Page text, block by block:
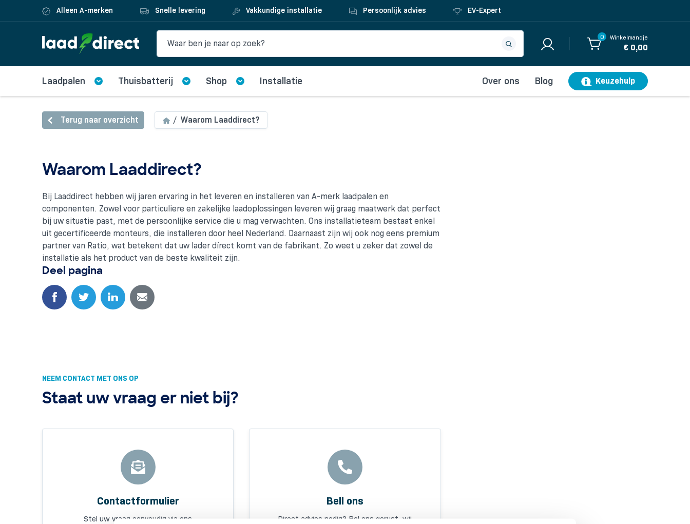
Alleen A-merken Snelle levering Vakkundige installatie Persoonlijk advies EV-Expert
0 Winkelmandje
€ 0,00
Laadpalen Thuisbatterij Shop Installatie Over ons Blog Keuzehulp
Terug naar overzicht Waarom Laaddirect?
Waarom Laaddirect?
Bij Laaddirect hebben wij jaren ervaring in het leveren en installeren van A-merk laadpalen en
componenten. Zowel voor particuliere en zakelijke laadoplossingen leveren wij graag maatwerk dat perfect
bij uw situatie past, met de persoonlijke service die u mag verwachten. Ons installatieteam bestaat enkel
uit gecertificeerde monteurs, die installeren door heel Nederland. Daarnaast zijn wij ook nog eens premium
partner van Ratio, wat betekent dat uw lader dírect komt van de fabrikant. Zo weet u zeker dat zowel de
installatie als het product van de beste kwaliteit zijn.
Deel pagina
NEEM CONTACT MET ONS OP
Staat uw vraag er niet bij?
Contactformulier
Stel uw vraag eenvoudig via ons
Bell ons
Direct advies nodig? Bel ons gerust, wij